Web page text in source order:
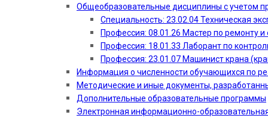
Общеобразовательные дисциплины с учетом
Специальность: 23.02.04 Техническая
Профессия: 08.01.26 Мастер по ремонту
Профессия: 18.01.33 Лаборант по
Профессия: 23.01.07 Машинист крана
Информация о численности обучающихся по
Методические и иные документы,
Дополнительные образовательные программы
Электронная информационно-